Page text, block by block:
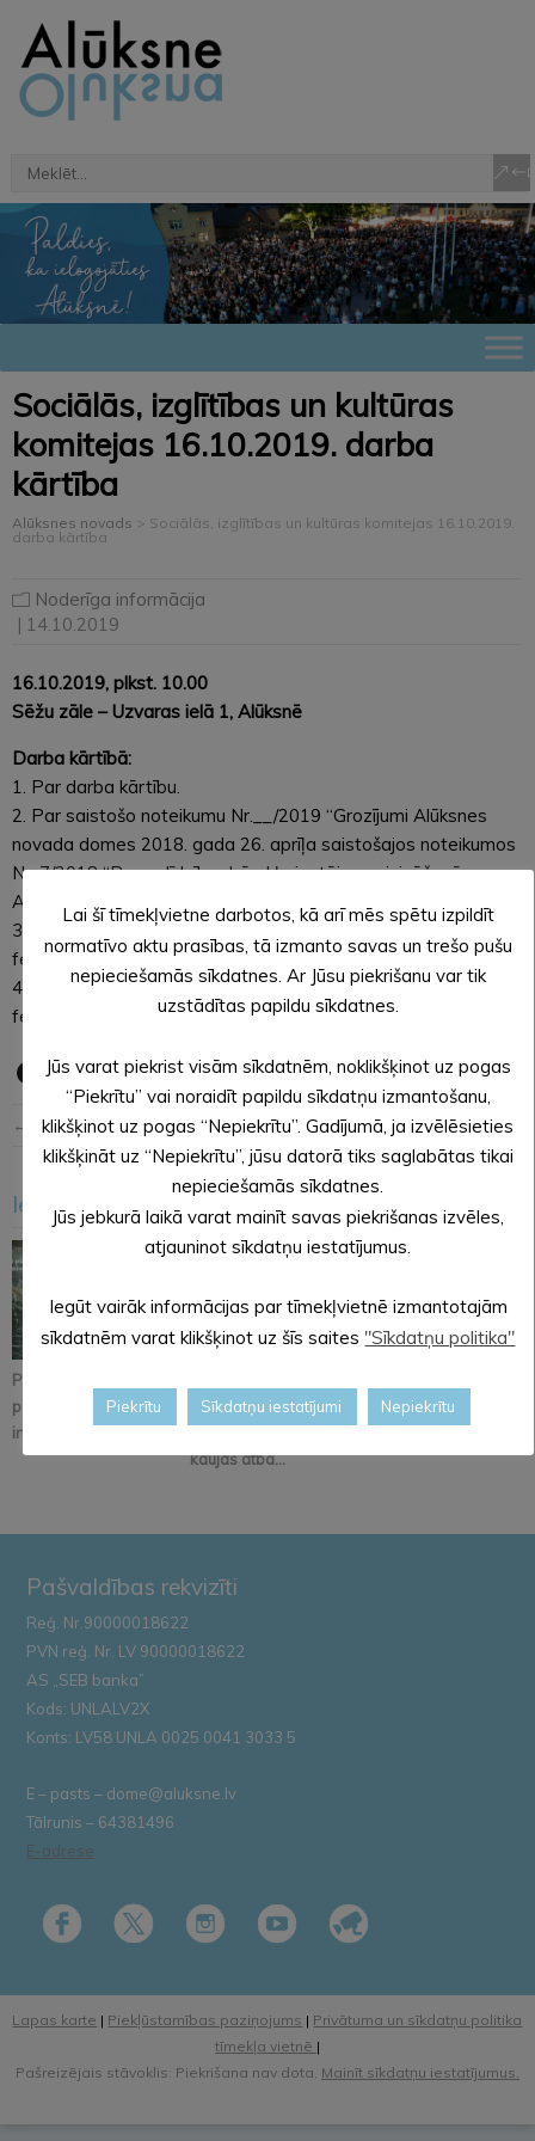
Sociālās, izglītības un kultūras
komitejas 16.10.2019. darba
kārtība
Alūksnes novads > Sociālās, izglītības un kultūras komitejas 16.10.2019.
darba kārtība
Noderīga informācija
| 14.10.2019
16.10.2019, plkst. 10.00
Sēžu zāle – Uzvaras ielā 1, Alūksnē
Darba kārtībā:
1. Par darba kārtību.
2. Par saistošo noteikumu Nr.__/2019 “Grozījumi Alūksnes
novada domes 2018. gada 26. aprīļa saistošajos noteikumos
Nr. 7/2018 “Par palīdzību dzīvokļa jautājumu risināšanā
Alūksnes novadā”” izdošanu.
3. Par Mālupes pagasta pārvaldes struktūrvienības “Mālupes
feldšerpunkts” likvidāciju.
4. Par Annas pagasta pārvaldes struktūrvienības “Annas
feldšeru-vecmāšu punkts” likvidāciju.
← Iepriekšējā ziņa Nākošā ziņa →
Iesakām arī šo
Pastāsti savas domas
par Kopienu svētku
iniciatīvu!
mācības
kaujas atba...
pašvaldības
<
Pašvaldības rekvizīti
Reģ. Nr.90000018622
PVN reģ. Nr. LV 90000018622
AS „SEB banka”
Kods: UNLALV2X
Konts: LV58 UNLA 0025 0041 3033 5
E – pasts – dome@aluksne.lv
Tālrunis – 64381496
E-adrese
Lapas karte | Piekļūstamības paziņojums | Privātuma un sīkdatņu politika
tīmekļa vietnē |
Pašreizējais stāvoklis: Piekrišana nav dota. Mainīt sīkdatņu iestatījumus.
Lai šī tīmekļvietne darbotos, kā arī mēs spētu izpildīt
normatīvo aktu prasības, tā izmanto savas un trešo pušu
nepieciešamās sīkdatnes. Ar Jūsu piekrišanu var tik
uzstādītas papildu sīkdatnes.
Jūs varat piekrist visām sīkdatnēm, noklikšķinot uz pogas
“Piekrītu” vai noraidīt papildu sīkdatņu izmantošanu,
klikšķinot uz pogas “Nepiekrītu”. Gadījumā, ja izvēlēsieties
klikšķināt uz “Nepiekrītu”, jūsu datorā tiks saglabātas tikai
nepieciešamās sīkdatnes.
Jūs jebkurā laikā varat mainīt savas piekrišanas izvēles,
atjauninot sīkdatņu iestatījumus.
Iegūt vairāk informācijas par tīmekļvietnē izmantotajām
sīkdatnēm varat klikšķinot uz šīs saites "Sīkdatņu politika"
Piekrītu Sīkdatņu iestatījumi Nepiekrītu